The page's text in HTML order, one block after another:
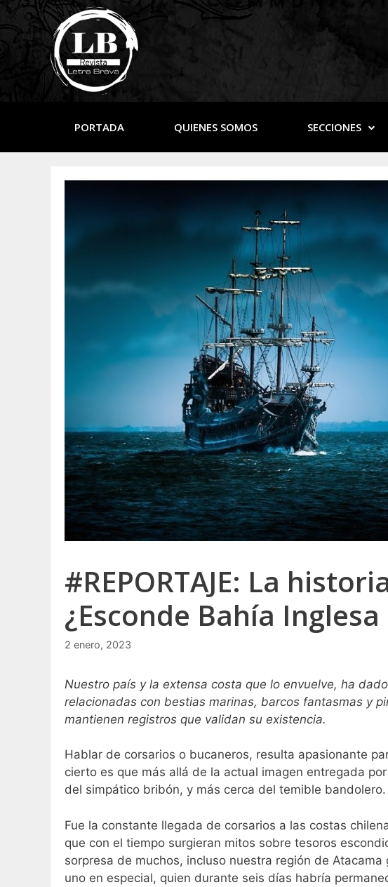
PORTADA QUIENES SOMOS SECCIONES
#REPORTAJE: La
¿Esconde Bahía
2 enero, 2023
Nuestro país y la extensa costa que lo envuelve, ha
relacionadas con bestias marinas, barcos fantasmas y
mantienen registros que validan su existencia.
Hablar de corsarios o bucaneros, resulta apasionante
cierto es que más allá de la actual imagen entregada
del simpático bribón, y más cerca del temible bandolero.
Fue la constante llegada de corsarios a las costas
que con el tiempo surgieran mitos sobre tesoros
sorpresa de muchos, incluso nuestra región de
uno en especial, quien durante seis días habría